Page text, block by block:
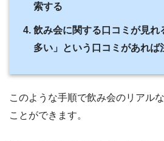
索する
飲み会に関する口コミが見れ
多い」という口コミがあれば
このような手順で飲み会のリアル
ことができます。